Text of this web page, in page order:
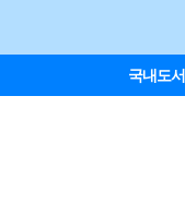
국내도서